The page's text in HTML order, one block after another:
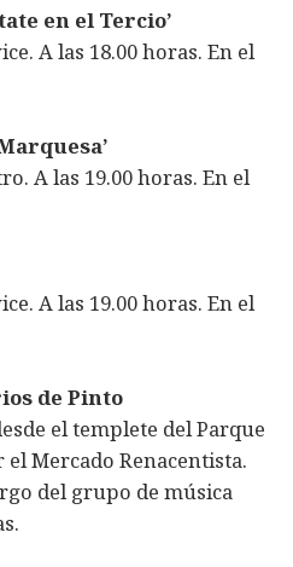
en el Tercio’
A las 18.00 horas. En el
A las 19.00 horas. En el
A las 19.00 horas. En el
de Pinto
el templete del Parque
Mercado Renacentista.
del grupo de música